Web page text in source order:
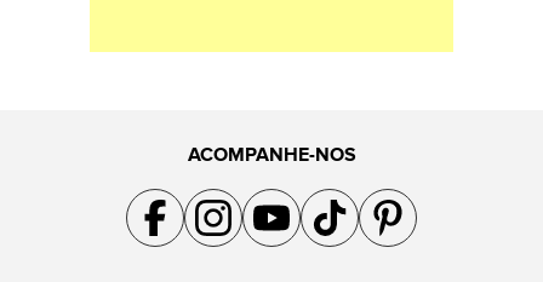
ACOMPANHE-NOS
Acompanhe a gente no Facebook
Acompanhe a gente no Instagram
Acompanhe a gente no YouTube
Acompanhe a gente no TikTok
Acompanhe a gente no